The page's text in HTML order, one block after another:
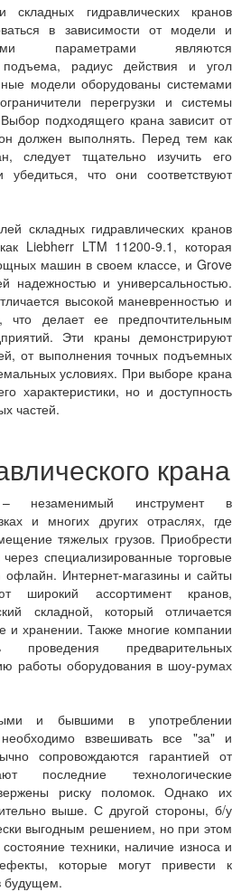
складных гидравлических кранов
в зависимости от модели и
параметрами являются
подъема, радиус действия и угол
модели оборудованы системами
перегрузки и системы
подходящего крана зависит от
должен выполнять. Перед тем как
следует тщательно изучить его
убедиться, что они соответствуют
складных гидравлических кранов
Liebherr LTM 11200-9.1, которая
машин в своем классе, и Grove
надежностью и универсальностью.
высокой маневренностью и
что делает ее предпочтительным
Эти краны демонстрируют
от выполнения точных подъемных
условиях. При выборе крана
характеристики, но и доступность
частей.
крана
– незаменимый инструмент в
и многих других отраслях, где
тяжелых грузов. Приобрести
специализированные торговые
офлайн. Интернет-магазины и сайты
широкий ассортимент кранов,
складной, который отличается
и хранении. Также многие компании
проведения предварительных
работы оборудования в шоу-румах
и бывшими в употреблении
взвешивать все "за" и
сопровождаются гарантией от
последние технологические
риску поломок. Однако их
выше. С другой стороны, б/у
выгодным решением, но при этом
техники, наличие износа и
которые могут привести к
будущем.